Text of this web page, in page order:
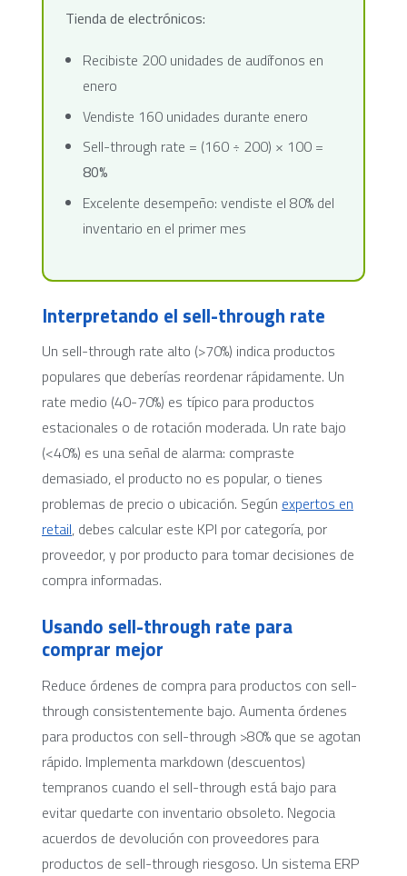
Tienda de electrónicos:
Recibiste 200 unidades de audífonos en
enero
Vendiste 160 unidades durante enero
Sell-through rate = (160 ÷ 200) × 100 =
80%
Excelente desempeño: vendiste el 80% del
inventario en el primer mes
Interpretando el sell-through rate
Un sell-through rate alto (>70%) indica productos
populares que deberías reordenar rápidamente. Un
rate medio (40-70%) es típico para productos
estacionales o de rotación moderada. Un rate bajo
(<40%) es una señal de alarma: compraste
demasiado, el producto no es popular, o tienes
problemas de precio o ubicación. Según expertos en
retail, debes calcular este KPI por categoría, por
proveedor, y por producto para tomar decisiones de
compra informadas.
Usando sell-through rate para
comprar mejor
Reduce órdenes de compra para productos con sell-
through consistentemente bajo. Aumenta órdenes
para productos con sell-through >80% que se agotan
rápido. Implementa markdown (descuentos)
tempranos cuando el sell-through está bajo para
evitar quedarte con inventario obsoleto. Negocia
acuerdos de devolución con proveedores para
productos de sell-through riesgoso. Un sistema ERP